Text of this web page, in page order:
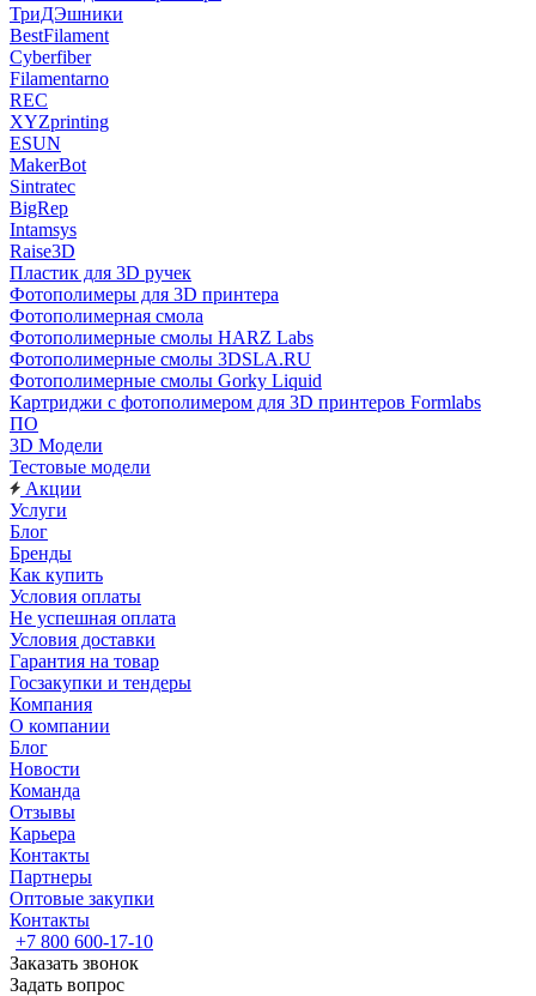
ТриДЭшники
BestFilament
Cyberfiber
Filamentarno
REC
XYZprinting
ESUN
MakerBot
Sintratec
BigRep
Intamsys
Raise3D
Пластик для 3D ручек
Фотополимеры для 3D принтера
Фотополимерная смола
Фотополимерные смолы HARZ Labs
Фотополимерные смолы 3DSLA.RU
Фотополимерные смолы Gorky Liquid
Картриджи с фотополимером для 3D принтеров Formlabs
ПО
3D Модели
Тестовые модели
Акции
Услуги
Блог
Бренды
Как купить
Условия оплаты
Не успешная оплата
Условия доставки
Гарантия на товар
Госзакупки и тендеры
Компания
О компании
Блог
Новости
Команда
Отзывы
Карьера
Контакты
Партнеры
Оптовые закупки
Контакты
+7 800 600-17-10
Заказать звонок
Задать вопрос